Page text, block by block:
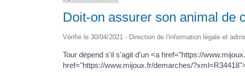
Doit-on assurer son animal de
Vérifié le 30/04/2021 - Direction de l'information légale et
Tour dépend s'il s'agit d'un <a href="https://
href="https://www.mijoux.fr/demarches/